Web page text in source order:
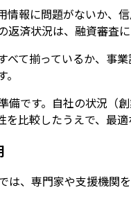
情報に問題がないか、
返済状況は、融資審査
べて揃っているか、事
備です。自社の状況（
を比較したうえで、最
は、専門家や支援機関